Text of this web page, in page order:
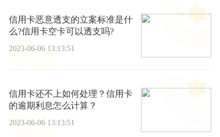
信用卡恶意透支的立案标准是什
么?信用卡空卡可以透支吗?
2023-06-06 13:13:51
信用卡还不上如何处理？信用卡
的逾期利息怎么计算？
2023-06-06 13:13:51